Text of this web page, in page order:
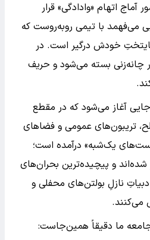
اتهام «وادادگی» قرار
می‌فهمد با تیمی روبه‌روست که
خودش درگیر است. در
چانه‌زنی بسته می‌شود و حریف
جایی آغاز می‌شود که در مقطع
تریبون‌های عمومی و فضاهای
یک‌شبه» درآمده است؛
و پیچیده‌ترین بحران‌های
نازلِ بولتن‌های محفلی و
می‌کنند.
ما دقیقاً همین‌جاست: